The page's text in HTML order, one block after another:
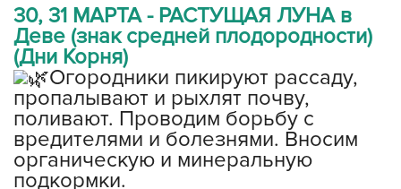
30, 31 МАРТА - РАСТУЩАЯ ЛУНА в
Деве (знак средней плодородности)
(Дни Корня)
Огородники пикируют рассаду,
пропалывают и рыхлят почву,
поливают. Проводим борьбу с
вредителями и болезнями. Вносим
органическую и минеральную
подкормки.